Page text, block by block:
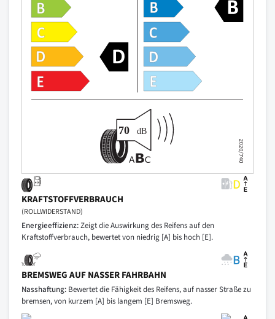
KRAFTSTOFFVERBRAUCH
(ROLLWIDERSTAND)
Energieeffizienz:Zeigt die Auswirkung des Reifens auf den
Kraftstoffverbrauch, bewertet von niedrig [A] bis hoch [E].
BREMSWEG AUF NASSER FAHRBAHN
Nasshaftung: Bewertet die Fähigkeit des Reifens, auf nasser Straße zu
bremsen, von kurzem [A] bis langem [E] Bremsweg.